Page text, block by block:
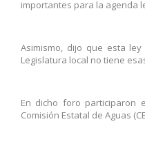
importantes para la agenda
Asimismo, dijo que esta
Legislatura local no tiene
En dicho foro participaron
Comisión Estatal de Aguas